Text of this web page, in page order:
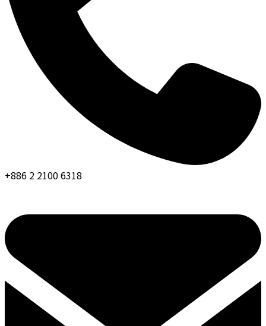
+886 2 2100 6318